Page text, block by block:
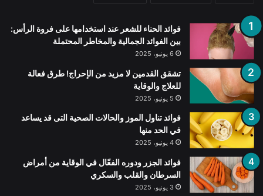
فوائد الحناء للشعر عند استخدامها على فروة الرأس:
بين الفوائد الجمالية والمخاطر المحتملة
6 يونيو، 2025
تشقق القدمين لا مزيد من الإحراج! طرق فعالة
للعلاج والوقاية
5 يونيو، 2025
فوائد تناول الموز والحالات الصحية التى قد يساعد
في الحد منها
4 يونيو، 2025
فوائد الجزر ودوره الفعّال في الوقاية من أمراض
السرطان والقلب والسكري
3 يونيو، 2025